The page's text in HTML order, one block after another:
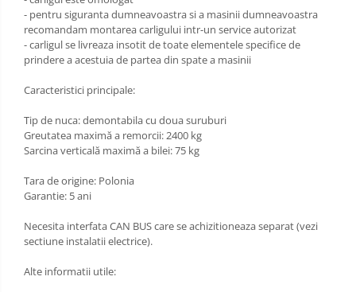
Carlige Kia PV5
Carlige Lada
Carlige Lancia
Carlige Land Rover
Carlige Lexus
Carlige MAN
Carlige Mazda
Carlige MG
Carlige Mini
Scut motor Mini
Scut motor Mitsubishi
Scut motor Nissan
Scut motor Opel
Scut motor Peugeot
Scut motor Renault
Scut motor SAAB
- pentru siguranta dumneavoastra si a masinii dumneavoastra
recomandam montarea carligului intr-un service autorizat
- carligul se livreaza insotit de toate elementele specifice de
prindere a acestuia de partea din spate a masinii
Caracteristici principale:
Tip de nuca: demontabila cu doua suruburi
Greutatea maximă a remorcii: 2400 kg
Sarcina verticală maximă a bilei: 75 kg
Tara de origine: Polonia
Garantie: 5 ani
Necesita interfata CAN BUS care se achizitioneaza separat (vezi
sectiune instalatii electrice).
Alte informatii utile: